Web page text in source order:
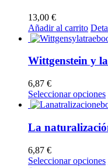
13,00 €
Añadir al carrito
Wittgenstein y
6,87 €
Seleccionar opciones
La
6,87 €
Seleccionar opciones